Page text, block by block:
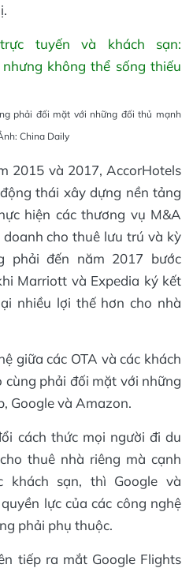
phải đối mặt với những đối thủ mạnh
China Daily
2015 và 2017, AccorHotels
thái xây dựng nền tảng
hiện các thương vụ M&A
cho thuê lưu trú và kỳ
phải đến năm 2017 bước
Marriott và Expedia ký kết
nhiều lợi thế hơn cho nhà
giữa các OTA và các khách
cùng phải đối mặt với những
Google và Amazon.
cách thức mọi người đi du
thuê nhà riêng mà cạnh
khách sạn, thì Google và
lực của các công nghệ
phải phụ thuộc.
tiếp ra mắt Google Flights